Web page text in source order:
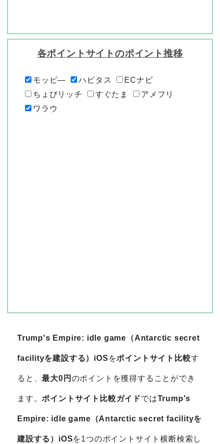
各ポイントサイトのポイント推移
モッピ― ハピタス
ECナビ
ちょびリッチ
すぐたま
アメフリ
ワラウ
Trump's Empire: idle game（Antarctic secret
facilityを建設する）iOS をポイントサイト比較す
ると、最大0円 のポイントを獲得することができ
ます。ポイントサイト比較ガイドではTrump's
Empire: idle game（Antarctic secret facilityを
建設する）iOSを1つのポイントサイト横断検索し